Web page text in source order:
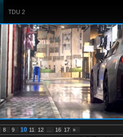
TDU 2
8 9 10 11 12 16 17 »